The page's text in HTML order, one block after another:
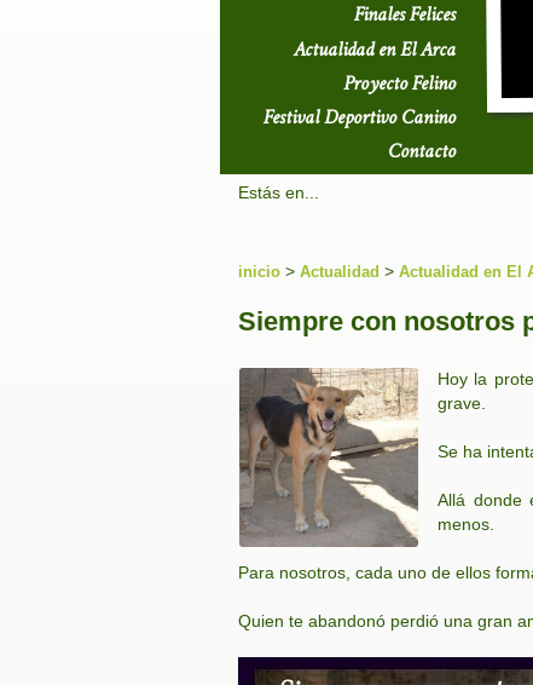
Finales Felices
Actualidad en El Arca
Proyecto Felino
Festival Deportivo Canino
Contacto
Estás en...
inicio > Actualidad > Actualidad en El
Siempre con nosotros
Hoy la
grave.
Se ha
Allá donde
menos.
Para nosotros, cada uno de ellos
Quien te abandonó perdió una gran